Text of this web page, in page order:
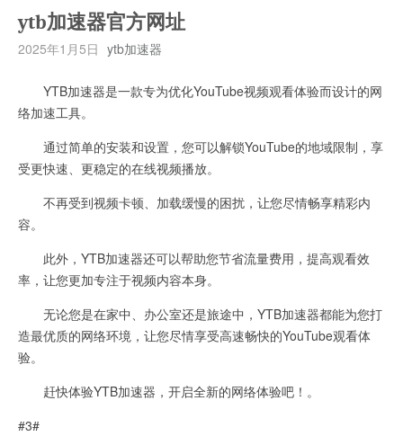
ytb加速器官方网址
2025年1月5日 ytb加速器
YTB加速器是一款专为优化YouTube视频观看体验而设计的网
络加速工具。
通过简单的安装和设置，您可以解锁YouTube的地域限制，享
受更快速、更稳定的在线视频播放。
不再受到视频卡顿、加载缓慢的困扰，让您尽情畅享精彩内
容。
此外，YTB加速器还可以帮助您节省流量费用，提高观看效
率，让您更加专注于视频内容本身。
无论您是在家中、办公室还是旅途中，YTB加速器都能为您打
造最优质的网络环境，让您尽情享受高速畅快的YouTube观看体
验。
赶快体验YTB加速器，开启全新的网络体验吧！。
#3#